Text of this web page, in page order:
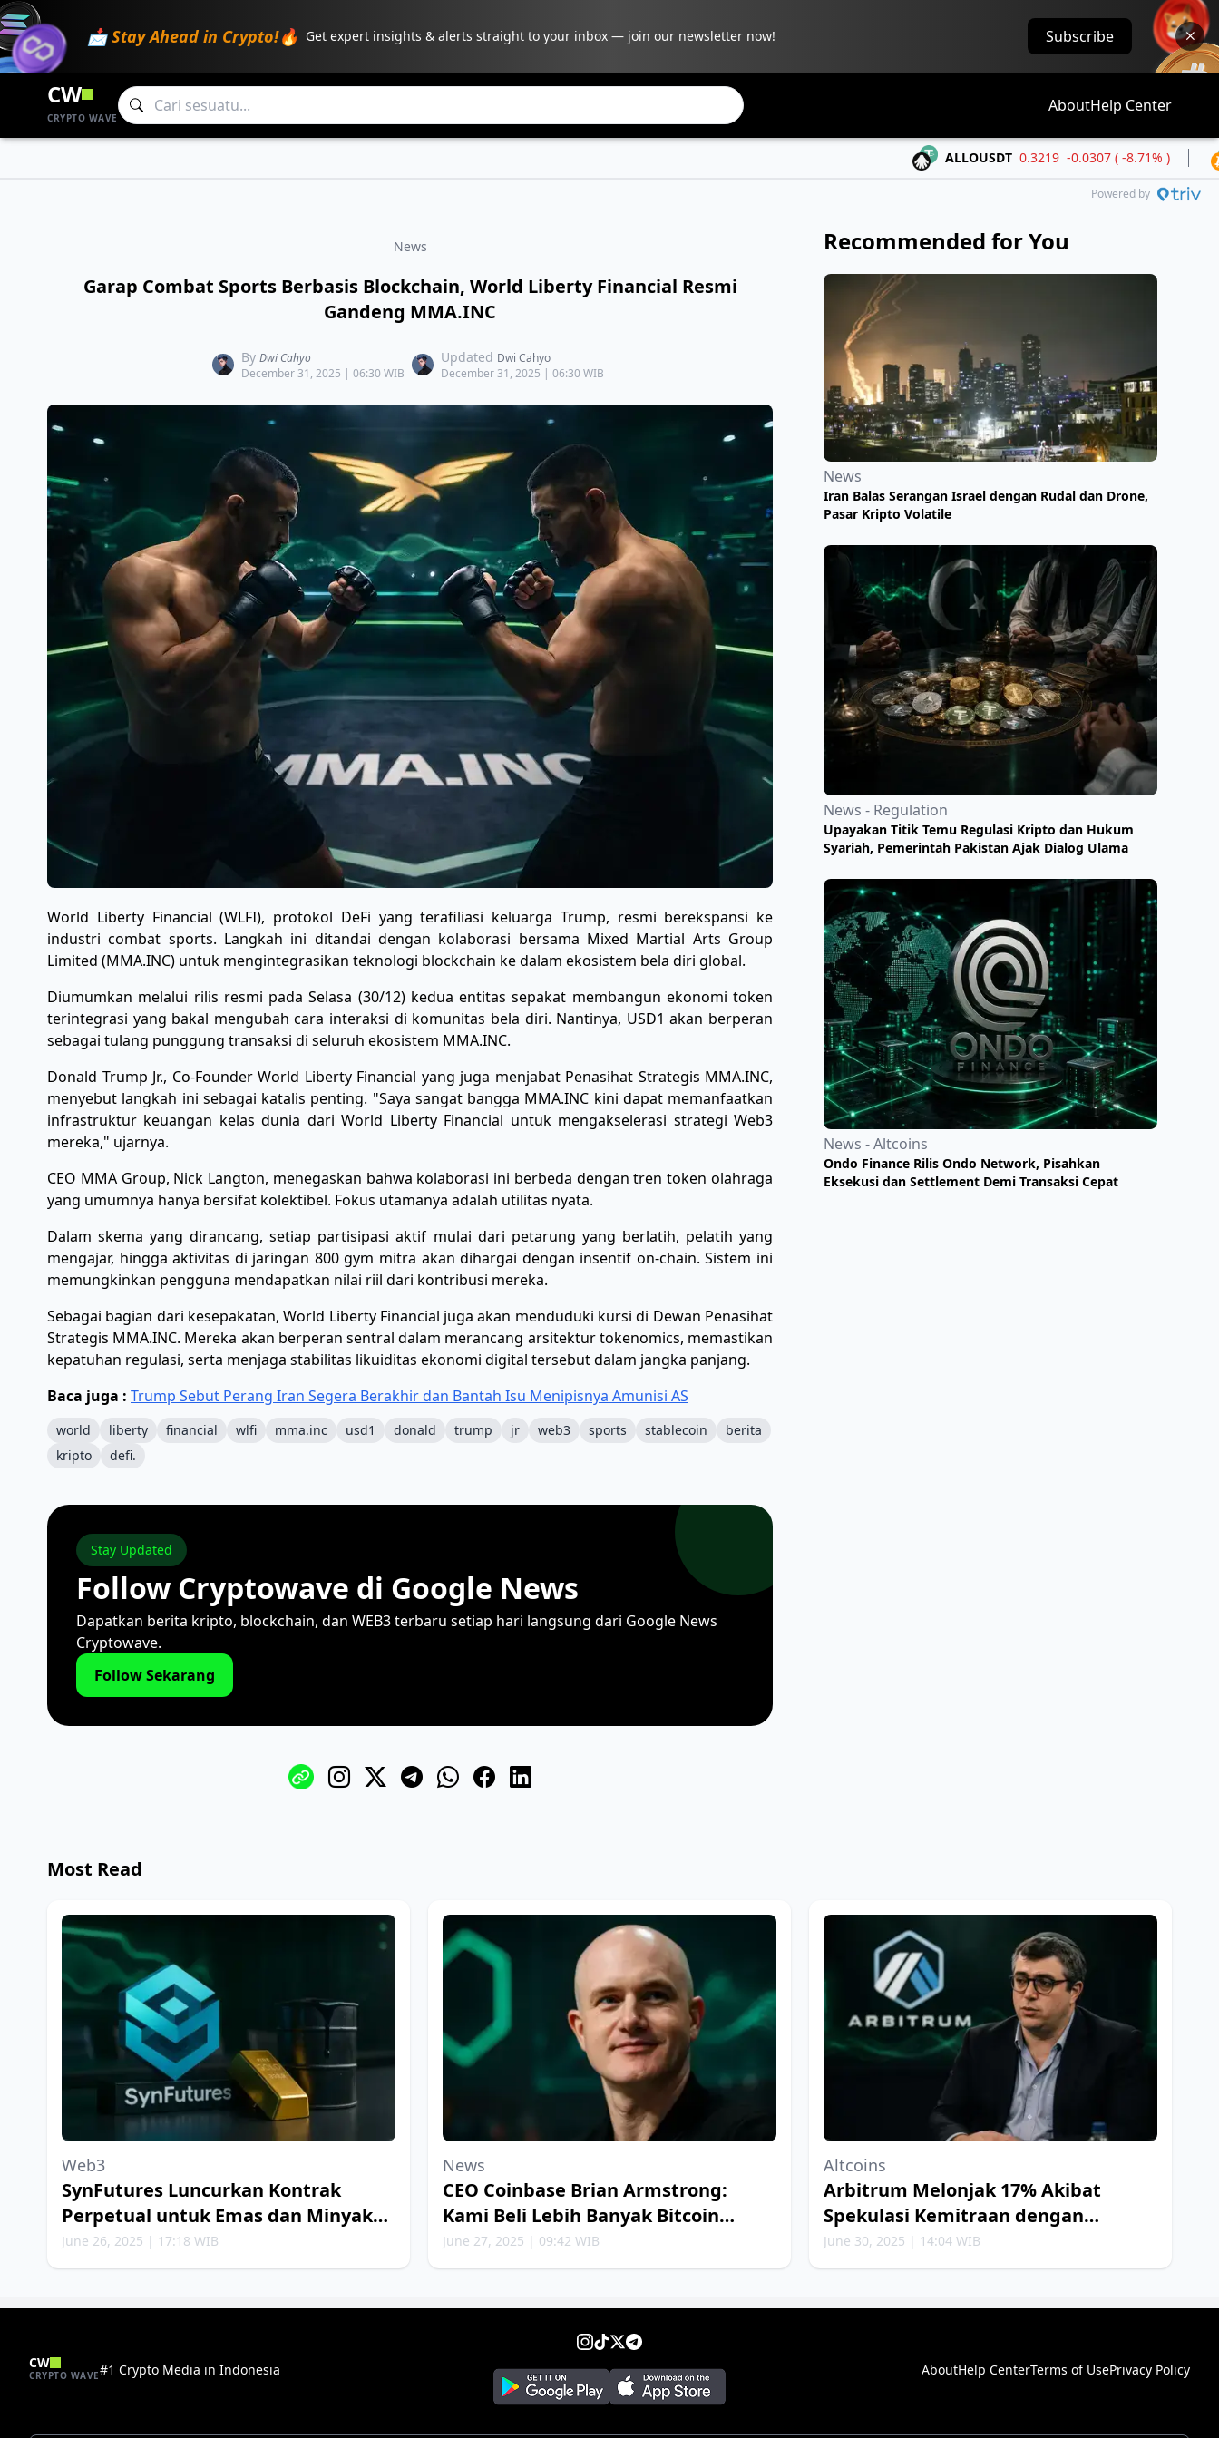
📩 Stay Ahead in Crypto!🔥 Get expert insights & alerts straight to your inbox — join our newsletter now! Subscribe
CW
CRYPTO WAVE
AboutHelp Center
ALLOUSDT 0.3219 -0.0307 ( -8.71% )
Powered by
News
Garap Combat Sports Berbasis Blockchain, World Liberty Financial Resmi
Gandeng MMA.INC
By Dwi Cahyo
December 31, 2025 | 06:30 WIB
Updated Dwi Cahyo
December 31, 2025 | 06:30 WIB
World Liberty Financial (WLFI), protokol DeFi yang terafiliasi keluarga Trump, resmi berekspansi ke
industri combat sports. Langkah ini ditandai dengan kolaborasi bersama Mixed Martial Arts Group
Limited (MMA.INC) untuk mengintegrasikan teknologi blockchain ke dalam ekosistem bela diri global.
​Diumumkan melalui rilis resmi pada Selasa (30/12) kedua entitas sepakat membangun ekonomi token
terintegrasi yang bakal mengubah cara interaksi di komunitas bela diri. Nantinya, USD1 akan berperan
sebagai tulang punggung transaksi di seluruh ekosistem MMA.INC.
​Donald Trump Jr., Co-Founder World Liberty Financial yang juga menjabat Penasihat Strategis MMA.INC,
menyebut langkah ini sebagai katalis penting. "Saya sangat bangga MMA.INC kini dapat memanfaatkan
infrastruktur keuangan kelas dunia dari World Liberty Financial untuk mengakselerasi strategi Web3
mereka," ujarnya.
​CEO MMA Group, Nick Langton, menegaskan bahwa kolaborasi ini berbeda dengan tren token olahraga
yang umumnya hanya bersifat kolektibel. Fokus utamanya adalah utilitas nyata.
​Dalam skema yang dirancang, setiap partisipasi aktif mulai dari petarung yang berlatih, pelatih yang
mengajar, hingga aktivitas di jaringan 800 gym mitra akan dihargai dengan insentif on-chain. Sistem ini
memungkinkan pengguna mendapatkan nilai riil dari kontribusi mereka.
​Sebagai bagian dari kesepakatan, World Liberty Financial juga akan menduduki kursi di Dewan Penasihat
Strategis MMA.INC. Mereka akan berperan sentral dalam merancang arsitektur tokenomics, memastikan
kepatuhan regulasi, serta menjaga stabilitas likuiditas ekonomi digital tersebut dalam jangka panjang.
Baca juga : Trump Sebut Perang Iran Segera Berakhir dan Bantah Isu Menipisnya Amunisi AS
world liberty financial wlfi mma.inc usd1 donald trump jr web3 sports stablecoin
berita
kripto
defi.
Stay Updated
Follow Cryptowave di Google News
Dapatkan berita kripto, blockchain, dan WEB3 terbaru setiap hari langsung dari Google News
Cryptowave.
Follow Sekarang
Recommended for You
News
Iran Balas Serangan Israel dengan Rudal dan Drone,
Pasar Kripto Volatile
News - Regulation
Upayakan Titik Temu Regulasi Kripto dan Hukum
Syariah, Pemerintah Pakistan Ajak Dialog Ulama
News - Altcoins
Ondo Finance Rilis Ondo Network, Pisahkan
Eksekusi dan Settlement Demi Transaksi Cepat
Most Read
Web3
SynFutures Luncurkan Kontrak
Perpetual untuk Emas dan Minyak
Bumi
June 26, 2025 | 17:18 WIB
News
CEO Coinbase Brian Armstrong:
Kami Beli Lebih Banyak Bitcoin
Setiap Minggu
June 27, 2025 | 09:42 WIB
Altcoins
Arbitrum Melonjak 17% Akibat
Spekulasi Kemitraan dengan
Robinhood
June 30, 2025 | 14:04 WIB
CW
CRYPTO WAVE#1 Crypto Media in Indonesia AboutHelp CenterTerms of UsePrivacy Policy